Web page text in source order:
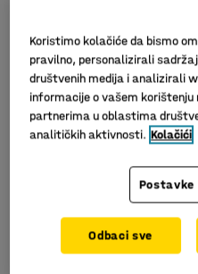
Koristimo kolačiće da bismo
pravilno, personalizirali
društvenih medija i analizirali
informacije o vašem korištenju
partnerima u oblastima
analitičkih aktivnosti. Kolačići
Odbaci sve